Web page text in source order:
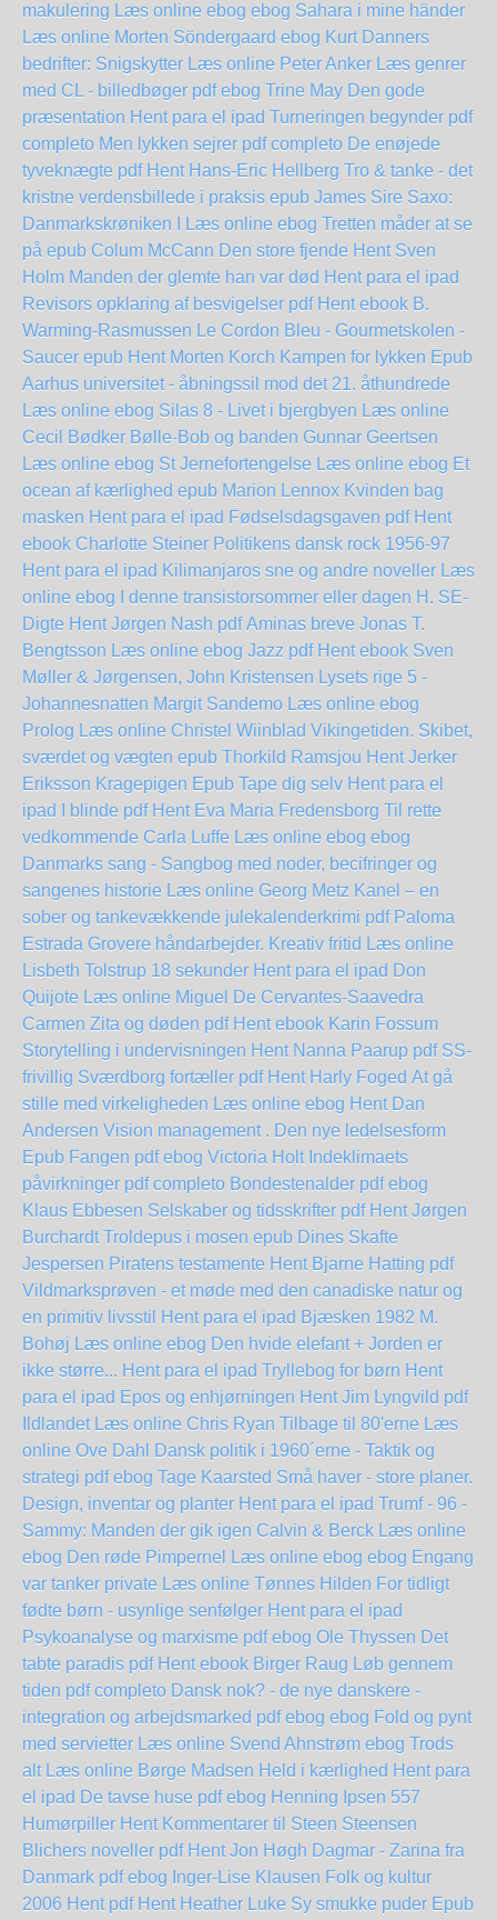
makulering Læs online ebog ebog Sahara i mine händer
Læs online Morten Söndergaard ebog Kurt Danners
bedrifter: Snigskytter Læs online Peter Anker Læs genrer
med CL - billedbøger pdf ebog Trine May Den gode
præsentation Hent para el ipad Turneringen begynder pdf
completo Men lykken sejrer pdf completo De enøjede
tyveknægte pdf Hent Hans-Eric Hellberg Tro & tanke - det
kristne verdensbillede i praksis epub James Sire Saxo:
Danmarkskrøniken I Læs online ebog Tretten måder at se
på epub Colum McCann Den store fjende Hent Sven
Holm Manden der glemte han var død Hent para el ipad
Revisors opklaring af besvigelser pdf Hent ebook B.
Warming-Rasmussen Le Cordon Bleu - Gourmetskolen -
Saucer epub Hent Morten Korch Kampen for lykken Epub
Aarhus universitet - åbningssil mod det 21. åthundrede
Læs online ebog Silas 8 - Livet i bjergbyen Læs online
Cecil Bødker Bølle-Bob og banden Gunnar Geertsen
Læs online ebog St Jernefortengelse Læs online ebog Et
ocean af kærlighed epub Marion Lennox Kvinden bag
masken Hent para el ipad Fødselsdagsgaven pdf Hent
ebook Charlotte Steiner Politikens dansk rock 1956-97
Hent para el ipad Kilimanjaros sne og andre noveller Læs
online ebog
I denne transistorsommer eller dagen H. SE-
Digte Hent Jørgen Nash pdf Aminas breve Jonas T.
Bengtsson Læs online ebog Jazz pdf Hent ebook Sven
Møller & Jørgensen, John Kristensen Lysets rige 5 -
Johannesnatten Margit Sandemo Læs online ebog
Prolog Læs online Christel Wiinblad Vikingetiden. Skibet,
sværdet og vægten epub Thorkild Ramsjou Hent Jerker
Eriksson Kragepigen Epub Tape dig selv Hent para el
ipad
I blinde pdf Hent Eva Maria Fredensborg Til rette
vedkommende Carla Luffe Læs online ebog ebog
Danmarks sang - Sangbog med noder, becifringer og
sangenes historie Læs online Georg Metz Kanel – en
sober og tankevækkende julekalenderkrimi pdf Paloma
Estrada Grovere håndarbejder. Kreativ fritid Læs online
Lisbeth Tolstrup 18 sekunder Hent para el ipad Don
Quijote Læs online Miguel De Cervantes-Saavedra
Carmen Zita og døden pdf Hent ebook Karin Fossum
Storytelling i undervisningen Hent Nanna Paarup pdf SS-
frivillig Sværdborg fortæller pdf Hent Harly Foged At gå
stille med virkeligheden Læs online ebog Hent Dan
Andersen Vision management . Den nye ledelsesform
Epub Fangen pdf ebog Victoria Holt Indeklimaets
påvirkninger pdf completo Bondestenalder pdf ebog
Klaus Ebbesen Selskaber og tidsskrifter pdf Hent Jørgen
Burchardt Troldepus i mosen epub Dines Skafte
Jespersen Piratens testamente Hent Bjarne Hatting pdf
Vildmarksprøven - et møde med den canadiske natur og
en primitiv livsstil Hent para el ipad Bjæsken 1982 M.
Bohøj Læs online ebog Den hvide elefant + Jorden er
ikke større... Hent para el ipad Tryllebog for børn Hent
para el ipad Epos og enhjørningen Hent Jim Lyngvild pdf
Ildlandet Læs online Chris Ryan Tilbage til 80'erne Læs
online Ove Dahl
Dansk politik i 1960´erne - Taktik og
strategi pdf ebog Tage Kaarsted Små haver - store planer.
Design, inventar og planter Hent para el ipad Trumf - 96 -
Sammy: Manden der gik igen Calvin & Berck Læs online
ebog Den røde Pimpernel Læs online ebog ebog Engang
var tanker private Læs online Tønnes Hilden For tidligt
fødte børn - usynlige senfølger Hent para el ipad
Psykoanalyse og marxisme pdf ebog Ole Thyssen Det
tabte paradis pdf Hent ebook Birger Raug Løb gennem
tiden pdf completo Dansk nok? - de nye danskere -
integration og arbejdsmarked pdf ebog ebog Fold og pynt
med servietter Læs online Svend Ahnstrøm ebog Trods
alt Læs online Børge Madsen Held i kærlighed Hent para
el ipad De tavse huse pdf ebog Henning Ipsen 557
Humørpiller Hent Kommentarer til Steen Steensen
Blichers noveller pdf Hent Jon Høgh Dagmar - Zarina fra
Danmark pdf ebog Inger-Lise Klausen Folk og kultur
2006 Hent pdf Hent Heather Luke Sy smukke puder Epub